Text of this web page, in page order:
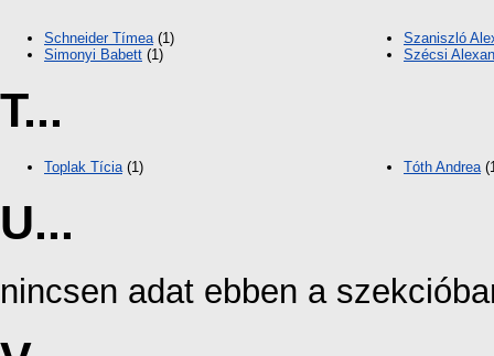
Schneider Tímea(1)
Simonyi Babett (1)
Szaniszló
Szécsi
T...
Toplak Tícia(1) Tóth Andrea
U...
nincsen adat ebben a